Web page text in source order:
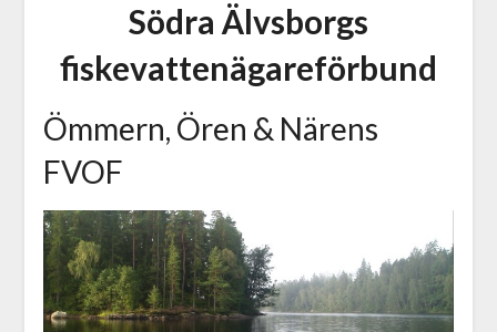
Södra Älvsborgs
fiskevattenägareförbund
Ömmern, Ören & Närens
FVOF